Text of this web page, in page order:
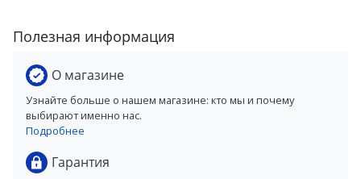
Полезная информация
О магазине
Узнайте больше о нашем магазине: кто мы и почему
выбирают именно нас.
Подробнее
Гарантия